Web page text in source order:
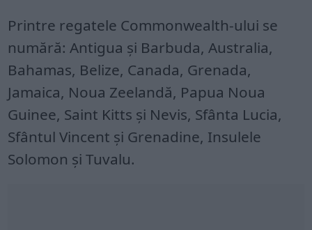
Printre regatele Commonwealth-ului se
numără: Antigua și Barbuda, Australia,
Bahamas, Belize, Canada, Grenada,
Jamaica, Noua Zeelandă, Papua Noua
Guinee, Saint Kitts și Nevis, Sfânta Lucia,
Sfântul Vincent și Grenadine, Insulele
Solomon și Tuvalu.